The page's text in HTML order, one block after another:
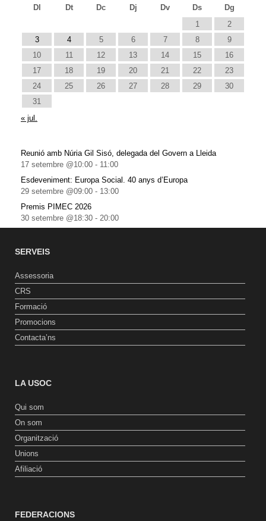
Dl
Dt Dc Dj Dv Ds
Dg
1
2
3
4 5 6 7 8
9
10
11 12 13 14 15
16
17
18 19 20 21 22
23
24
25 26 27 28 29
30
31
« jul.
Reunió amb Núria Gil Sisó, delegada del Govern a Lleida
17 setembre @10:00 - 11:00
Esdeveniment: Europa Social. 40 anys d’Europa
29 setembre @09:00 - 13:00
Premis PIMEC 2026
30 setembre @18:30 - 20:00
SERVEIS
Assessoria
CRS
Formació
Promocions
Contacta’ns
LA USOC
Qui som
On som
Organització
Unions
Afiliació
FEDERACIONS